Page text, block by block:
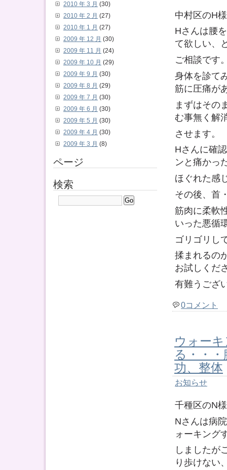
中村区のH
Hさんは腰
て欲しい、
ご相談です
身体を診て
筋に圧痛が
まずはその
む事無く解
させます。
Hさんに確
ンと痛かっ
ほぐれた感
その後、首
筋肉に柔軟
いった悪循
ゴリゴリし
揉まれるの
お試しくだ
有難うござ
0コメント
ウォー
る・・
功、整体
お知らせ
千種区のN
Nさんは病
ォーキング
しましたが
り歩けない
2010 年 3 月 (30)
2010 年 2 月 (27)
2010 年 1 月 (27)
2009 年 12 月 (30)
2009 年 11 月 (24)
2009 年 10 月 (29)
2009 年 9 月 (30)
2009 年 8 月 (29)
2009 年 7 月 (30)
2009 年 6 月 (30)
2009 年 5 月 (30)
2009 年 4 月 (30)
2009 年 3 月 (8)
ページ
検索